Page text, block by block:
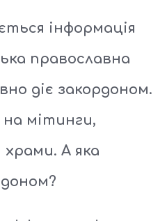
інформація
православна
діє закордоном.
мітинги,
храми. А яка